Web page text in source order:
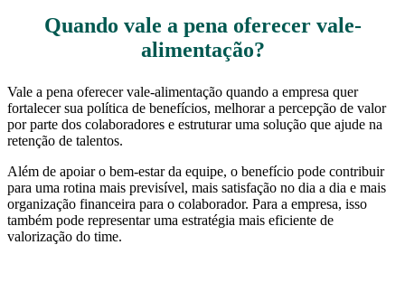
Quando vale a pena oferecer vale-
alimentação?
Vale a pena oferecer vale-alimentação quando a empresa quer
fortalecer sua política de benefícios, melhorar a percepção de valor
por parte dos colaboradores e estruturar uma solução que ajude na
retenção de talentos.
Além de apoiar o bem-estar da equipe, o benefício pode contribuir
para uma rotina mais previsível, mais satisfação no dia a dia e mais
organização financeira para o colaborador. Para a empresa, isso
também pode representar uma estratégia mais eficiente de
valorização do time.